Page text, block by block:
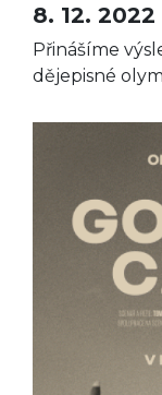
8. 12. 2022
Přinášíme
dějepisné